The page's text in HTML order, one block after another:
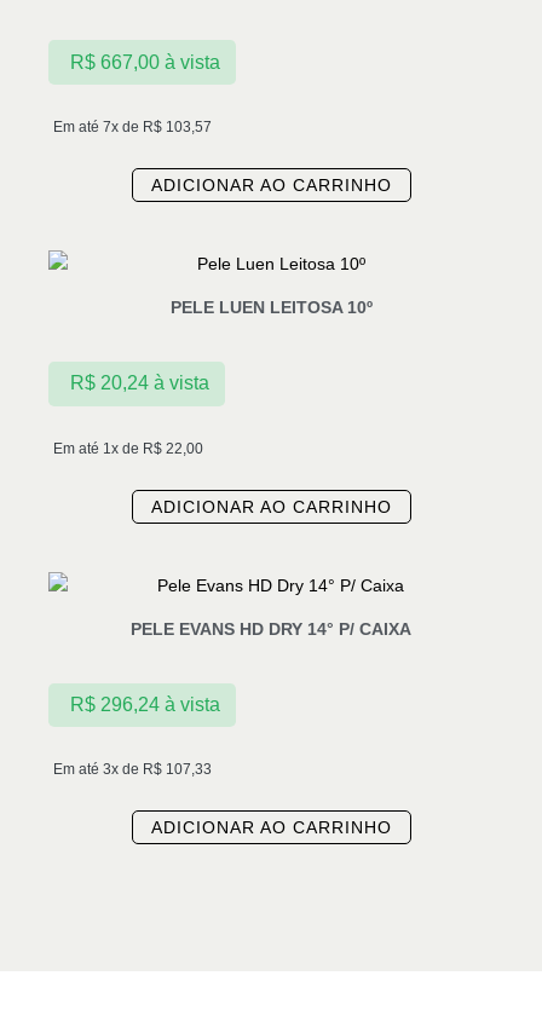
Em até 7x de R$ 103,57
R$667,00 à vista
ADICIONAR AO CARRINHO
PELE LUEN LEITOSA 10º
Em até 1x de R$ 22,00
R$20,24 à vista
ADICIONAR AO CARRINHO
PELE EVANS HD DRY 14° P/ CAIXA
Em até 3x de R$ 107,33
R$296,24 à vista
ADICIONAR AO CARRINHO